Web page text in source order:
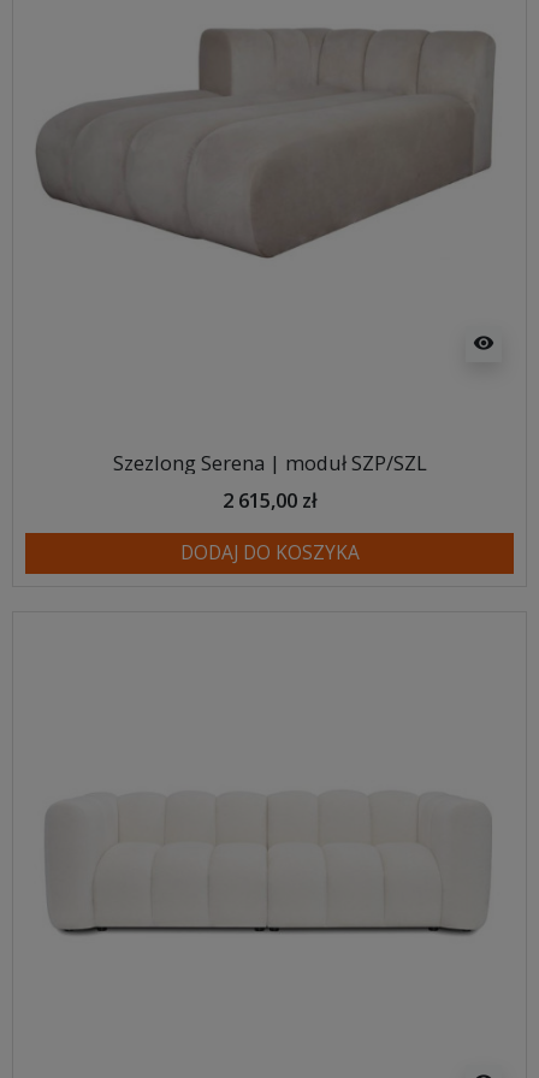
visibility
Szezlong Serena | moduł SZP/SZL
2 615,00 zł
DODAJ DO KOSZYKA